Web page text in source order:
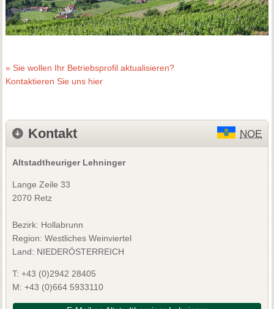
» Sie wollen Ihr Betriebsprofil aktualisieren?
Kontaktieren Sie uns hier
Kontakt NOE
Altstadtheuriger Lehninger
Lange Zeile 33
2070 Retz
Bezirk: Hollabrunn
Region: Westliches Weinviertel
Land: NIEDERÖSTERREICH
T: +43 (0)2942 28405
M: +43 (0)664 5933110